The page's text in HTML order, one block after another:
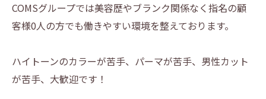
COMSグループでは美容歴やブランク関係なく指名の顧
客様0人の方でも働きやすい環境を整えております。
ハイトーンのカラーが苦手、パーマが苦手、男性カット
が苦手、 大歓迎です！